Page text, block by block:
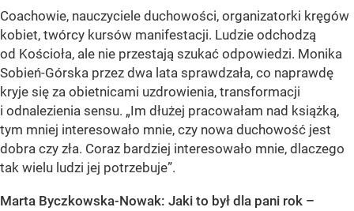
Coachowie, nauczyciele duchowości, organizatorki kręgów
kobiet, twórcy kursów manifestacji. Ludzie odchodzą
od Kościoła, ale nie przestają szukać odpowiedzi. Monika
Sobień-Górska przez dwa lata sprawdzała, co naprawdę
kryje się za obietnicami uzdrowienia, transformacji
i odnalezienia sensu. „Im dłużej pracowałam nad książką,
tym mniej interesowało mnie, czy nowa duchowość jest
dobra czy zła. Coraz bardziej interesowało mnie, dlaczego
tak wielu ludzi jej potrzebuje”.
Marta Byczkowska-Nowak: Jaki to był dla pani rok –